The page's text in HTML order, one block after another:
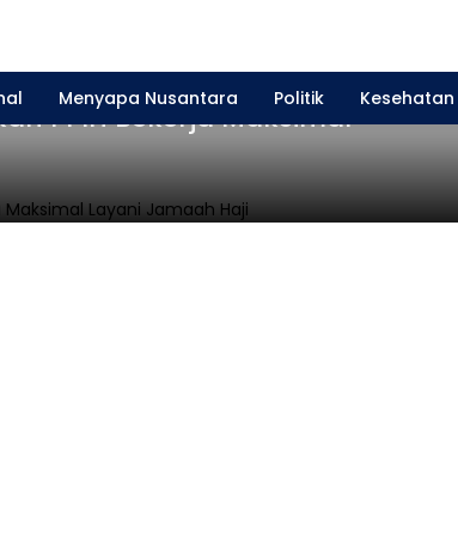
Menyapa Nusantara Politik Kesehatan
PPIH Bekerja Maksimal